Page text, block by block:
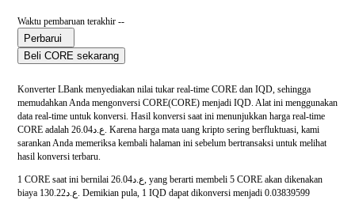
Waktu pembaruan terakhir --
Perbarui
Beli CORE sekarang
Konverter LBank menyediakan nilai tukar real-time CORE dan IQD, sehingga
memudahkan Anda mengonversi CORE(CORE) menjadi IQD. Alat ini menggunakan
data real-time untuk konversi. Hasil konversi saat ini menunjukkan harga real-time
CORE adalah ع.د26.04. Karena harga mata uang kripto sering berfluktuasi, kami
sarankan Anda memeriksa kembali halaman ini sebelum bertransaksi untuk melihat
hasil konversi terbaru.
1 CORE saat ini bernilai ع.د26.04, yang berarti membeli 5 CORE akan dikenakan
biaya ع.د130.22. Demikian pula, 1 IQD dapat dikonversi menjadi 0.03839599